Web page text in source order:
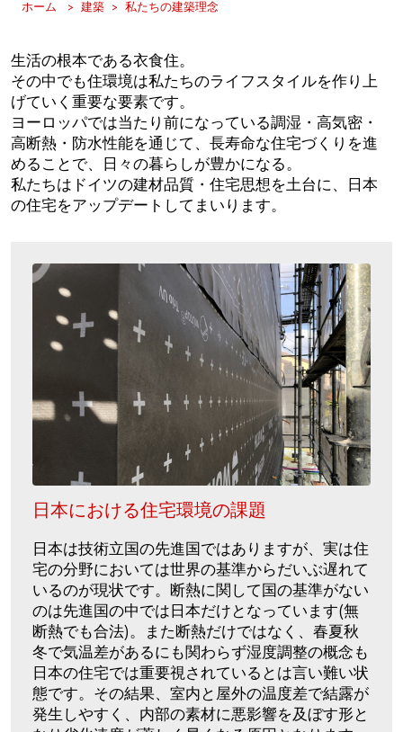
ホーム 建築 私たちの建築理念
生活の根本である衣食住。
その中でも住環境は私たちのライフスタイルを作り上
げていく重要な要素です。
ヨーロッパでは当たり前になっている調湿・高気密・
高断熱・防水性能を通じて、長寿命な住宅づくりを進
めることで、日々の暮らしが豊かになる。
私たちはドイツの建材品質・住宅思想を土台に、日本
の住宅をアップデートしてまいります。
日本における住宅環境の課題
日本は技術立国の先進国ではありますが、実は住
宅の分野においては世界の基準からだいぶ遅れて
いるのが現状です。断熱に関して国の基準がない
のは先進国の中では日本だけとなっています(無
断熱でも合法)。また断熱だけではなく、春夏秋
冬で気温差があるにも関わらず湿度調整の概念も
日本の住宅では重要視されているとは言い難い状
態です。その結果、室内と屋外の温度差で結露が
発生しやすく、内部の素材に悪影響を及ぼす形と